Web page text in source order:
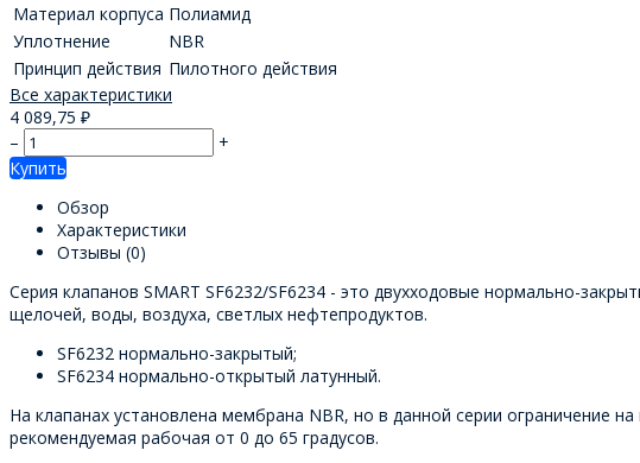
Материал корпуса Полиамид
Уплотнение
NBR
Принцип действия Пилотного действия
Все характеристики
4 089,75 ₽
–
+
Купить
Обзор
Характеристики
Отзывы (0)
Серия клапанов SMART SF6232/SF6234 - это двухходовые нормально-
щелочей, воды, воздуха, светлых нефтепродуктов.
SF6232 нормально-закрытый;
SF6234 нормально-открытый латунный.
На клапанах установлена мембрана NBR, но в данной серии ограничение
рекомендуемая рабочая от 0 до 65 градусов.